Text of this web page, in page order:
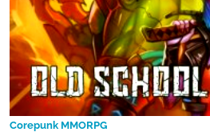
Corepunk MMORPG